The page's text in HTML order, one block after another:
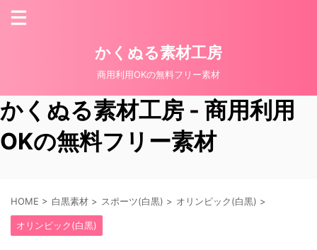
かくぬる素材工房
商用利用OKの無料フリー素材
かくぬる素材工房 - 商用利用
OKの無料フリー素材
HOME > 白黒素材 > スポーツ(白黒) > オリンピック(白黒) >
オリンピック(白黒)